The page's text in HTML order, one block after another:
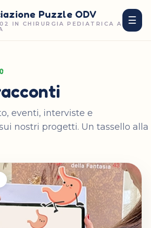
Puzzle ODV
IN CHIRURGIA PEDIATRICA A ☰
eventi, interviste e
nostri progetti. Un tassello alla